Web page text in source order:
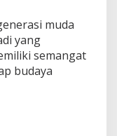
muda
yang
semangat
budaya